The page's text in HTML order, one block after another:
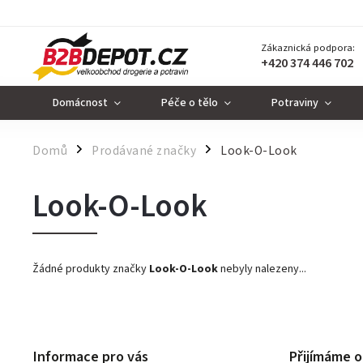
Zákaznická podpora:
+420 374 446 702
Domácnost Péče o tělo Potraviny
Domů / Prodávané značky / Look-O-Look
Look-O-Look
Žádné produkty značky Look-O-Looknebyly nalezeny...
Informace pro vás Přijímáme